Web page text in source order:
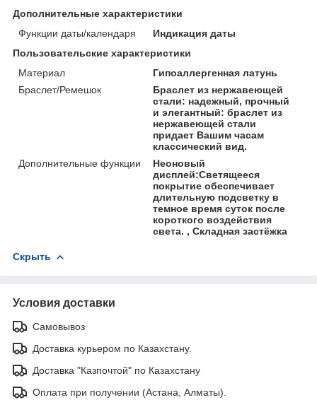
Дополнительные характеристики
Функции даты/календаря
Индикация даты
Пользовательские характеристики
Материал
Гипоаллергенная латунь
Браслет/Ремешок
Браслет из нержавеющей
стали: надежный, прочный
и элегантный: браслет из
нержавеющей стали
придает Вашим часам
классический вид.
Дополнительные функции
Неоновый
дисплей:Светящееся
покрытие обеспечивает
длительную подсветку в
темное время суток после
короткого воздействия
света. , Складная застёжка
Скрыть
Условия доставки
Самовывоз
Доставка курьером по Казахстану.
Доставка "Казпочтой" по Казахстану
Оплата при получении (Астана, Алматы).